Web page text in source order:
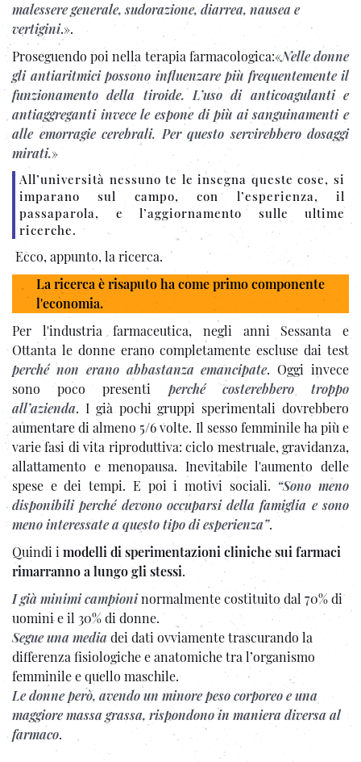
malessere generale, sudorazione, diarrea, nausea e
vertigini.».
Proseguendo poi nella terapia farmacologica:«Nelle donne
gli antiaritmici possono influenzare più frequentemente il
funzionamento della tiroide. L’uso di anticoagulanti e
antiaggreganti invece le espone di più ai sanguinamenti e
alle emorragie cerebrali. Per questo servirebbero dosaggi
mirati.»
All’università nessuno te le insegna queste cose, si
imparano sul campo, con l’esperienza, il
passaparola, e l’aggiornamento sulle ultime
ricerche.
Ecco, appunto, la ricerca.
La ricerca è risaputo ha come primo componente
l'economia.
Per l'industria farmaceutica, negli anni Sessanta e
Ottanta le donne erano completamente escluse dai test
perché non erano abbastanza emancipate. Oggi invece
sono poco presenti perché costerebbero troppo
all’azienda. I già pochi gruppi sperimentali dovrebbero
aumentare di almeno 5/6 volte. Il sesso femminile ha più e
varie fasi di vita riproduttiva: ciclo mestruale, gravidanza,
allattamento e menopausa. Inevitabile l'aumento delle
spese e dei tempi. E poi i motivi sociali. “Sono meno
disponibili perché devono occuparsi della famiglia e sono
meno interessate a questo tipo di esperienza”.
Quindi i modelli di sperimentazioni cliniche sui farmaci
rimarranno a lungo gli stessi.
I già minimi campioninormalmente costituito dal 70% di
uomini e il 30% di donne.
Segue una media dei dati ovviamente trascurando la
differenza fisiologiche e anatomiche tra l’organismo
femminile e quello maschile.
Le donne però, avendo un minore peso corporeo e una
maggiore massa grassa, rispondono in maniera diversa al
farmaco.